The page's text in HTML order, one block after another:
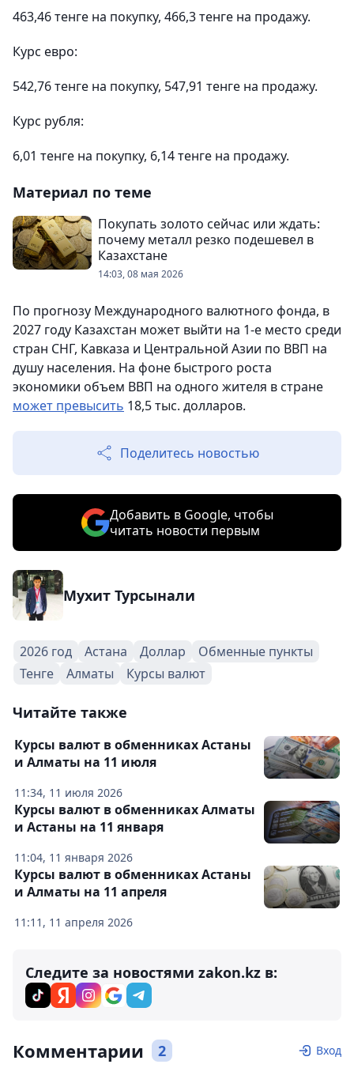
463,46 тенге на покупку, 466,3 тенге на продажу.
Курс евро:
542,76 тенге на покупку, 547,91 тенге на продажу.
Курс рубля:
6,01 тенге на покупку, 6,14 тенге на продажу.
Материал по теме
Покупать золото сейчас или ждать:
почему металл резко подешевел в
Казахстане
14:03, 08 мая 2026
По прогнозу Международного валютного фонда, в
2027 году Казахстан может выйти на 1-е место среди
стран СНГ, Кавказа и Центральной Азии по ВВП на
душу населения. На фоне быстрого роста
экономики объем ВВП на одного жителя в стране
может превысить 18,5 тыс. долларов.
Поделитесь новостью
Добавить в Google, чтобы
читать новости первым
Мухит Турсынали
2026 год Астана Доллар
Обменные пункты
Тенге
Алматы Курсы валют
Читайте также
11:34, 11 июля 2026
Курсы валют в обменниках Астаны
и Алматы на 11 июля
11:04, 11 января 2026
Курсы валют в обменниках Алматы
и Астаны на 11 января
11:11, 11 апреля 2026
Курсы валют в обменниках Астаны
и Алматы на 11 апреля
Следите за новостями zakon.kz в:
Комментарии 2 Вход